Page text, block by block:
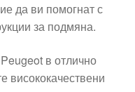
да ви помогнат с
за подмяна.
в отлично
висококачествени